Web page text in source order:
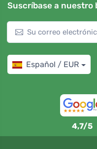
Suscríbase a nuestro
Español / EUR
4,7/5